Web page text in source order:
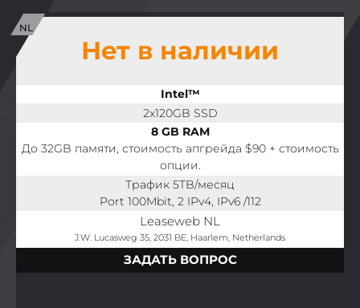
Нет в наличии
Intel™
2x120GB SSD
8 GB RAM
До 32GB памяти, стоимость апгрейда $90 + стоимость
опции.
Трафик 5TB/месяц
Port 100Mbit, 2 IPv4, IPv6 /112
Leaseweb NL
J.W. Lucasweg 35, 2031 BE, Haarlem, Netherlands
ЗАДАТЬ ВОПРОС